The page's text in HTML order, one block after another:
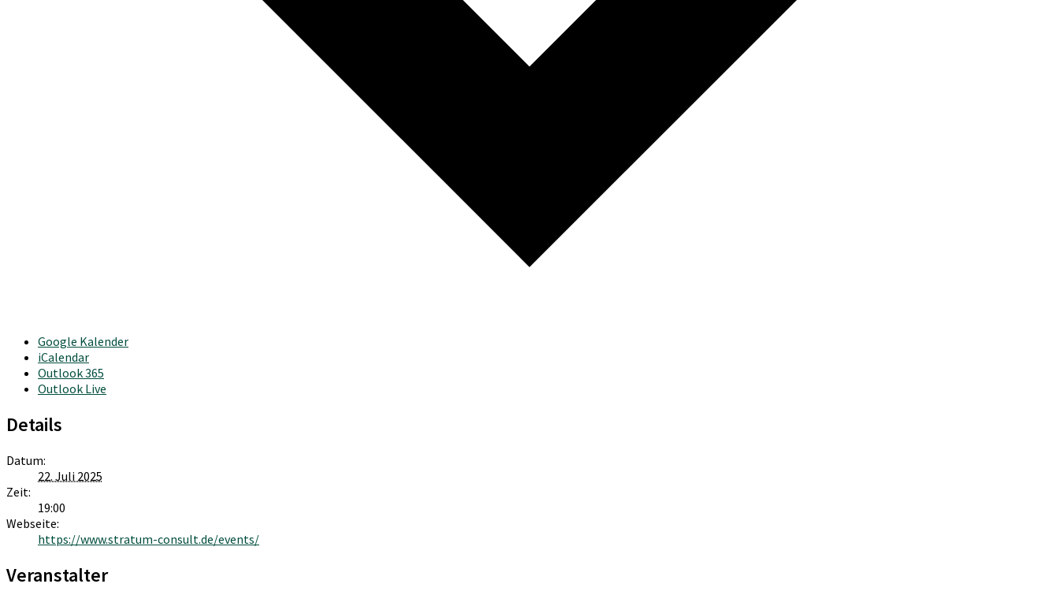
Google Kalender
iCalendar
Outlook 365
Outlook Live
Details
Datum:
22. Juli 2025
Zeit:
19:00
Webseite:
https://www.stratum-consult.de/events/
Veranstalter